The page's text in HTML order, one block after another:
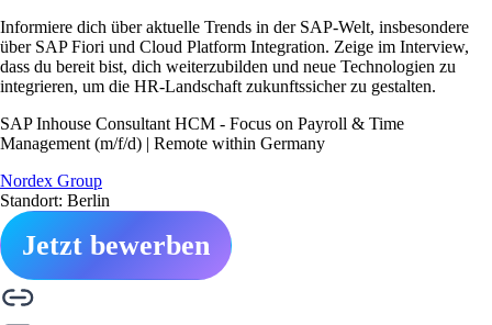
Informiere dich über aktuelle Trends in der SAP-Welt, insbesondere
über SAP Fiori und Cloud Platform Integration. Zeige im Interview,
dass du bereit bist, dich weiterzubilden und neue Technologien zu
integrieren, um die HR-Landschaft zukunftssicher zu gestalten.
SAP Inhouse Consultant HCM - Focus on Payroll & Time
Management (m/f/d) | Remote within Germany
Nordex Group
Standort: Berlin
Jetzt bewerben